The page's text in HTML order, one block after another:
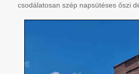
csodálatosan szép napsütéses őszi